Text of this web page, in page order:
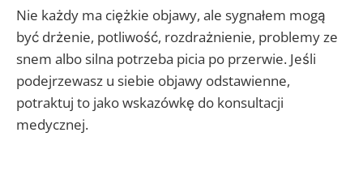
Nie każdy ma ciężkie objawy, ale sygnałem mogą
być drżenie, potliwość, rozdrażnienie, problemy ze
snem albo silna potrzeba picia po przerwie. Jeśli
podejrzewasz u siebie objawy odstawienne,
potraktuj to jako wskazówkę do konsultacji
medycznej.